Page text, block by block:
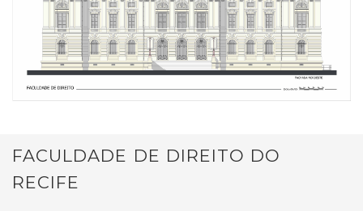
FACULDADE DE DIREITO DO
RECIFE